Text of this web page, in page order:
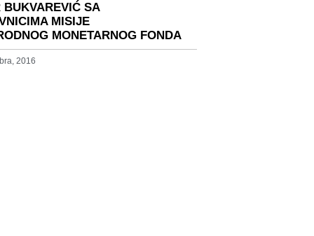
BUKVAREVIĆ SA
MISIJE
MONETARNOG FONDA
2016